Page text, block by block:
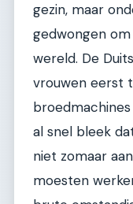
gezin, maar
gedwongen
wereld. De
vrouwen eerst
al snel bleek
niet zomaar
moesten